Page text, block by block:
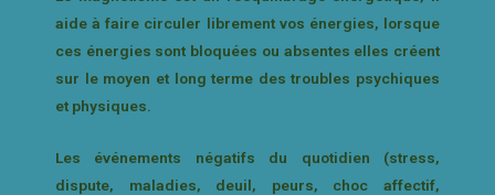
aide à faire circuler librement vos énergies, lorsque
ces énergies sont bloquées ou absentes elles créent
sur le moyen et long terme des troubles psychiques
et physiques.
Les événements négatifs du quotidien (stress,
dispute, maladies, deuil, peurs, choc affectif,